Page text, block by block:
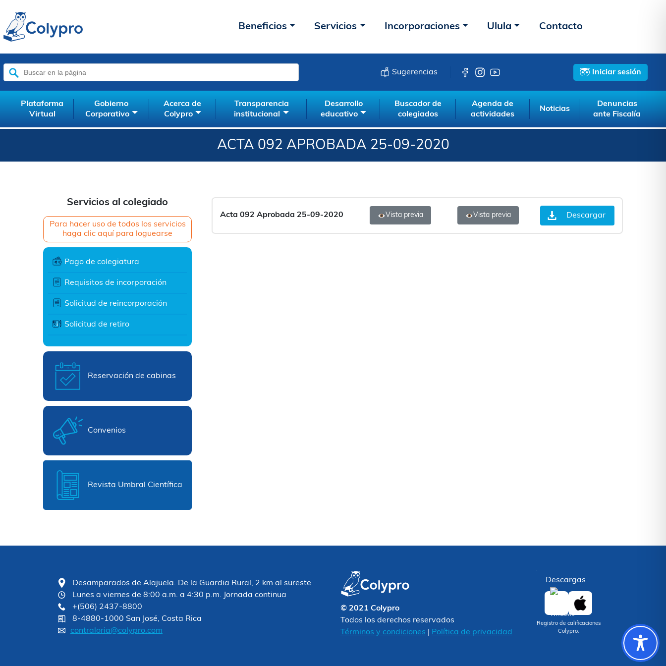
Beneficios Servicios Incorporaciones Ulula Contacto
Buscar:
Sugerencias Iniciar sesión
Plataforma
Virtual
Gobierno
Corporativo
Acerca de
Colypro
Transparencia
institucional
Desarrollo
educativo
Buscador de
colegiados
Agenda de
actividades
Noticias
Denuncias
ante Fiscalía
ACTA 092 APROBADA 25-09-2020
Servicios al colegiado
Para hacer uso de todos los servicios
haga clic aquí para loguearse
Pago de colegiatura
Requisitos de incorporación
Solicitud de reincorporación
Solicitud de retiro
Reservación de cabinas
Convenios
Revista Umbral Científica
Acta 092 Aprobada 25-09-2020 Vista previa Vista previa Descargar
Desamparados de Alajuela. De la Guardia Rural, 2 km al sureste
Lunes a viernes de 8:00 a.m. a 4:30 p.m. Jornada continua
+(506) 2437-8800
8-4880-1000 San José, Costa Rica
contraloria@colypro.com
© 2021 Colypro
Todos los derechos reservados
Términos y condiciones
Política de privacidad
Descargas
Registro de calificaciones
Colypro.